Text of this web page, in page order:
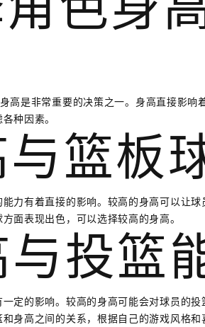
高是非常重要的决策之一。身高直接影响
种因素。
与篮板
力有着直接的影响。较高的身高可以让球
面表现出色，可以选择较高的身高。
与投篮
定的影响。较高的身高可能会对球员的
身高之间的关系，根据自己的游戏风格和